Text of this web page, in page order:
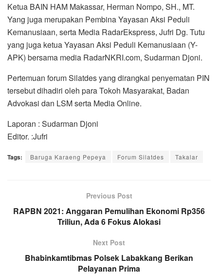
Ketua BAIN HAM Makassar, Herman Nompo, SH., MT.
Yang juga merupakan Pembina Yayasan Aksi Peduli
Kemanusiaan, serta Media RadarEkspress, Jufri Dg. Tutu
yang juga ketua Yayasan Aksi Peduli Kemanusiaan (Y-
APK) bersama media RadarNKRI.com, Sudarman Djoni.
Pertemuan forum Silatdes yang dirangkai penyematan PIN
tersebut dihadiri oleh para Tokoh Masyarakat, Badan
Advokasi dan LSM serta Media Online.
Laporan : Sudarman Djoni
Editor. :Jufri
Tags: Baruga Karaeng Pepeya Forum Silatdes Takalar
Previous Post
RAPBN 2021: Anggaran Pemulihan Ekonomi Rp356
Triliun, Ada 6 Fokus Alokasi
Next Post
Bhabinkamtibmas Polsek Labakkang Berikan
Pelayanan Prima